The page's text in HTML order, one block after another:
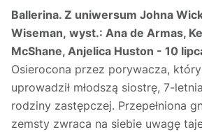
Ballerina. Z uniwersum Johna
Wiseman, wyst.: Ana de Armas,
McShane, Anjelica Huston - 10
Osierocona przez porywacza,
uprowadził młodszą siostrę, 7-
rodziny zastępczej. Przepełniona
zemsty zwraca na siebie uwagę